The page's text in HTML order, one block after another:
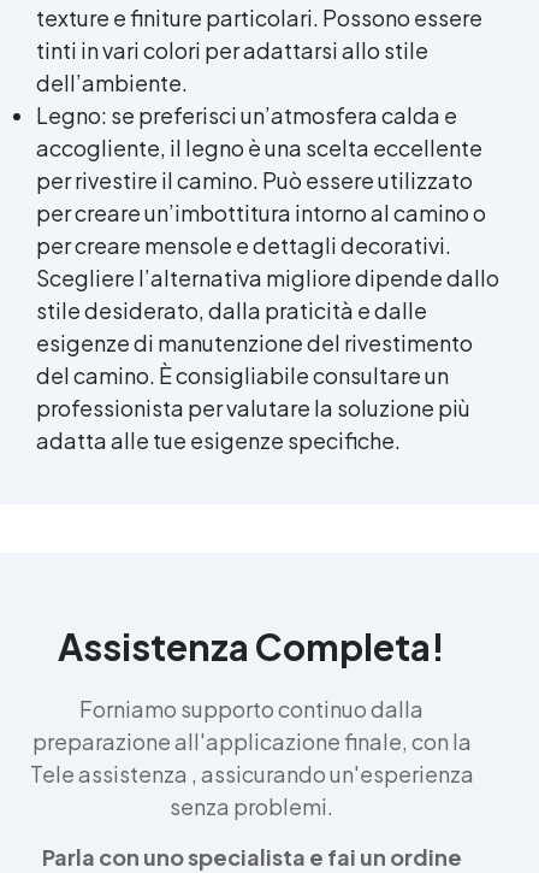
texture e finiture particolari. Possono essere
tinti in vari colori per adattarsi allo stile
dell’ambiente.
Legno: se preferisci un’atmosfera calda e
accogliente, il legno è una scelta eccellente
per rivestire il camino. Può essere utilizzato
per creare un’imbottitura intorno al camino o
per creare mensole e dettagli decorativi.
Scegliere l’alternativa migliore dipende dallo
stile desiderato, dalla praticità e dalle
esigenze di manutenzione del rivestimento
del camino. È consigliabile consultare un
professionista per valutare la soluzione più
adatta alle tue esigenze specifiche.
Assistenza Completa!
Forniamo supporto continuo dalla
preparazione all'applicazione finale, con la
Tele assistenza , assicurando un'esperienza
senza problemi.
Parla con uno specialista e fai un ordine